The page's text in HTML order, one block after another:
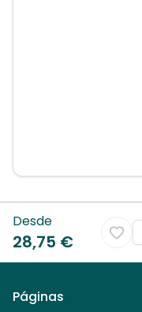
Desde
28,75 €
Páginas